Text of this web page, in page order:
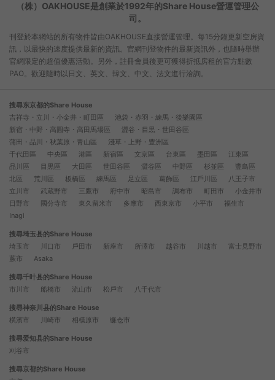
（株）OAKHOUSE是創業於1992年的Share House營運管理公
司。
刊登於本網站的所有物件皆由OAKHOUSE直接營運管理。每15分鐘更新空房資
訊，以最快的速度提供最新的資訊。官網刊登物件的最新資訊外，也隨時舉辦
官網限定的超值優惠活動。另外，註冊會員後更可獲得折抵房租的官方點數
PAO。歡迎隨時以日文、英文、韓文、中文、法文進行洽詢。
搜尋东京都的Share House
吉祥寺・立川・小金井・町田區
池袋・赤羽・練馬・後樂園區
新宿・中野・高圓寺・高田馬場區
澀谷・目黒・世田谷區
蒲田・品川・秋葉原・青山區
淺草・上野・豊洲區
千代田區
中央區 港區 新宿區 文京區 台東區 墨田區
江東區
品川區
目黒區 大田區 世田谷區 澀谷區 中野區 杉並區
豐島區
北區
荒川區 板橋區 練馬區 足立區 葛飾區 江戶川區
八王子市
立川市
武蔵野市 三鷹市 府中市 昭島市 調布市 町田市
小金井市
日野市
國分寺市 東久留米市 多摩市 西東京市 小平市
福生市
Inagi
搜尋埼玉县的Share House
埼玉市
川口市 戶田市 新座市 所澤市 越谷市 川越市
富士見野市
蕨市
Asaka
搜尋千叶县的Share House
市川市
船橋市 流山市 松戶市 八千代市
搜尋神奈川县的Share House
橫濱市
川崎市 相模原市 镰仓市
搜尋爱知县的Share House
刈谷市
搜尋京都的Share House